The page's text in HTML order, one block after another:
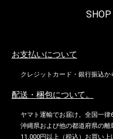
お支払いについて
クレジットカード・銀行振込か
配送・梱包について。
ヤマト運輸でお届け。全国一律
沖縄県および他の都道府県の離
11,000円以上（税込）お買い